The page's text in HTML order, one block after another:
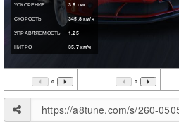
УСКОРЕНИЕ 3.6 сек.
СКОРОСТЬ
345.8км/ч
УПРАВЛЯЕМОСТЬ
1.25
НИТРО
35.7км/ч
0 0